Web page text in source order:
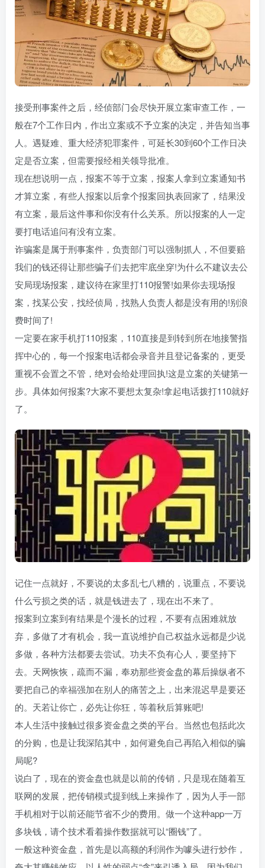
接受刑事案件之后，经侦部门会尽快开展立案审查工作，一
般在7个工作日内，作出立案或不予立案的决定，并告知当事
人。遇疑难、重大经济犯罪案件，可延长30到60个工作日决
定是否立案，但需要报经相关领导批准。
现在想说明一点，报案不等于立案，报案人拿到立案通知书
才算立案，有些人报案以后拿个报案回执表回家了，结果没
有立案，最后这件事和你没有什么关系。所以报案的人一定
要打电话追问有没有立案。
诈骗案是属于刑事案件，负责部门可以强制抓人，不但要赔
我们的钱还得让那些骗子们去把牢底坐穿!为什么不建议去公
安局现场报案，建议待在家里打110报警!如果你去现场报
案，找某公安，找经侦局，找熟人负责人都是没有用的!别浪
费时间了!
一定要在家手机打110报案，110直接是到转到所在地接警指
挥中心的，每一个报案电话都会录音并且登记备案的，更受
重视不会置之不管，绝对会给处理回执!这是立案的关键第一
步。具体如何报案?大家不要想太复杂!拿起电话拨打110就好
了。
记住一点就好，不要说的太多乱七八糟的，说重点，不要说
什么亏损之类的话，就是钱进去了，现在出不来了。
报案到立案到有结果是个漫长的过程，不要有点困难就放
弃，多做了才有机会，我一直说维护自己权益永远都是少说
多做，各种方法都要去尝试。功夫不负有心人，要坚持下
去。天网恢恢，疏而不漏，奉劝那些资金盘的幕后操纵者不
要把自己的幸福强加在别人的痛苦之上，出来混迟早是要还
的。天若让你亡，必先让你狂，等着秋后算账吧!
本人生活中接触过很多资金盘之类的平台。当然也包括此次
的分购，也是让我深陷其中，如何避免自己再陷入相似的骗
局呢?
说白了，现在的资金盘也就是以前的传销，只是现在随着互
联网的发展，把传销模式提到线上来操作了，因为人手一部
手机相对于以前还能节省不少的费用。做一个这种app一万
多块钱，请个技术看着操作数据就可以“圈钱”了。
一般这种资金盘，首先是以高额的利润作为噱头进行炒作，